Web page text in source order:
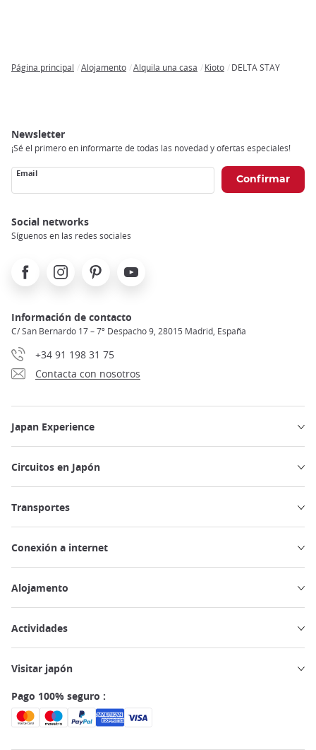
Página principal Alojamento Alquila una casa Kioto DELTA STAY
Newsletter
¡Sé el primero en informarte de todas las novedad y ofertas especiales!
Email
Social networks
Síguenos en las redes sociales
FacebookInstagramPinterest Youtube
Información de contacto
C/ San Bernardo 17 – 7º Despacho 9, 28015 Madrid, España
+34 91 198 31 75
Contacta con nosotros
Japan Experience
Circuitos en Japón
Transportes
Conexión a internet
Alojamento
Actividades
Visitar japón
Pago 100% seguro :